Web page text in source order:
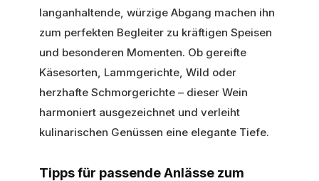
langanhaltende, würzige Abgang machen ihn
zum perfekten Begleiter zu kräftigen Speisen
und besonderen Momenten. Ob gereifte
Käsesorten, Lammgerichte, Wild oder
herzhafte Schmorgerichte – dieser Wein
harmoniert ausgezeichnet und verleiht
kulinarischen Genüssen eine elegante Tiefe.
Tipps für passende Anlässe zum